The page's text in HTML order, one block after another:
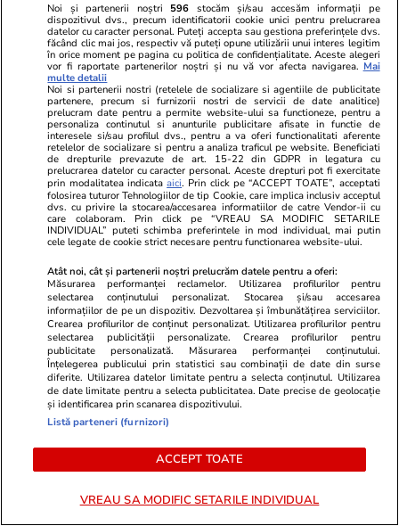
Sunt de acord cu regulile comunitatii
PARTENERI
Viva.ro
Breaking news! Decizia de ultim
moment a lui Ilie Bolojan! Tocmai
Azi, 31.07.2026, premierul demis
„Trăim într-
Noi și partenerii noștri 596 stocăm și/sau accesăm informații pe
dispozitivul dvs., precum identificatorii cookie unici pentru prelucrarea
datelor cu caracter personal. Puteți accepta sau gestiona preferințele dvs.
făcând clic mai jos, respectiv vă puteți opune utilizării unui interes legitim
în orice moment pe pagina cu politica de confidențialitate. Aceste alegeri
vor fi raportate partenerilor noștri și nu vă vor afecta navigarea. Mai
multe detalii
Noi si partenerii nostri (retelele de socializare si agentiile de publicitate
partenere, precum si furnizorii nostri de servicii de date analitice)
prelucram date pentru a permite website-ului sa functioneze, pentru a
personaliza continutul si anunturile publicitare afisate in functie de
interesele si/sau profilul dvs., pentru a va oferi functionalitati aferente
retelelor de socializare si pentru a analiza traficul pe website. Beneficiati
de drepturile prevazute de art. 15-22 din GDPR in legatura cu
prelucrarea datelor cu caracter personal. Aceste drepturi pot fi exercitate
prin modalitatea indicataaici. Prin click pe “ACCEPT TOATE”, acceptati
folosirea tuturor Tehnologiilor de tip Cookie, care implica inclusiv acceptul
dvs. cu privire la stocarea/accesarea informatiilor de catre Vendor-ii cu
care colaboram. Prin click pe “VREAU SA MODIFIC SETARILE
INDIVIDUAL” puteti schimba preferintele in mod individual, mai putin
cele legate de cookie strict necesare pentru functionarea website-ului.
Atât noi, cât și partenerii noștri prelucrăm datele pentru a oferi:
Măsurarea performanței reclamelor. Utilizarea profilurilor pentru
selectarea conținutului personalizat. Stocarea și/sau accesarea
informațiilor de pe un dispozitiv. Dezvoltarea și îmbunătățirea serviciilor.
Crearea profilurilor de conținut personalizat. Utilizarea profilurilor pentru
selectarea publicității personalizate. Crearea profilurilor pentru
publicitate personalizată. Măsurarea performanței conținutului.
Înțelegerea publicului prin statistici sau combinații de date din surse
diferite. Utilizarea datelor limitate pentru a selecta conținutul. Utilizarea
de date limitate pentru a selecta publicitatea. Date precise de geolocație
și identificarea prin scanarea dispozitivului.
Listă parteneri (furnizori)
ACCEPT TOATE
VREAU SA MODIFIC SETARILE INDIVIDUAL